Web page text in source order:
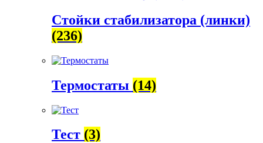
Стойки стабилизатора (линки)
(236)
Термостаты (14)
Тест (3)